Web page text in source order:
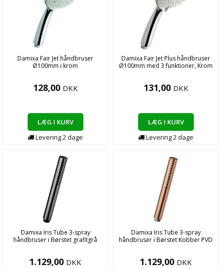
Damixa Fair Jet håndbruser
Ø100mm i krom
128,00 DKK
LÆG I KURV
Levering2dage
Damixa Fair Jet Plus håndbruser
Ø100mm med 3 funktioner, Krom
131,00 DKK
LÆG I KURV
Levering2dage
Damixa Iris Tube 3-spray
håndbruser i Børstet grafitgrå
1.129,00 DKK
Damixa Iris Tube 3-spray
håndbruser i Børstet Kobber PVD
1.129,00 DKK